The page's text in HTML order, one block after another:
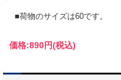
■荷物のサイズは60です。
価格:890円(税込)